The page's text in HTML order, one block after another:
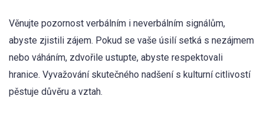
Věnujte pozornost verbálním i neverbálním signálům,
abyste zjistili zájem. Pokud se vaše úsilí setká s nezájmem
nebo váháním, zdvořile ustupte, abyste respektovali
hranice. Vyvažování skutečného nadšení s kulturní citlivostí
pěstuje důvěru a vztah.